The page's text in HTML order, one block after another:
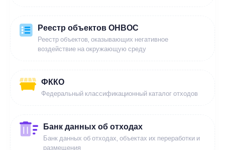
Реестр объектов ОНВОС
Реестр объектов, оказывающих негативное
воздействие на окружающую среду
ФККО
Федеральный классификационный каталог отходов
Банк данных об отходах
Банк данных об отходах, объектах их переработки и
размещения